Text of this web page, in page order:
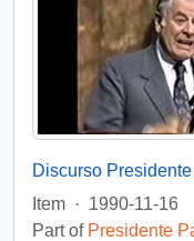
Item · 1990-11-16
Part of Presidente